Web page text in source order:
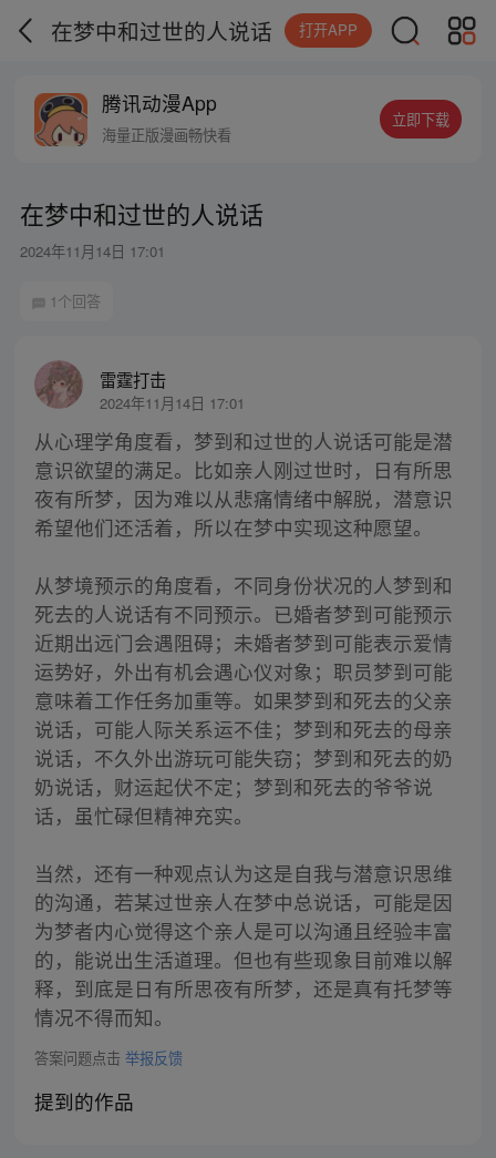
在梦中和过世的人说话 打开APP
腾讯动漫App
海量正版漫画畅快看
立即下载
在梦中和过世的人说话
2024年11月14日 17:01
1个回答
雷霆打击
2024年11月14日 17:01
从心理学角度看，梦到和过世的人说话可能是潜
意识欲望的满足。比如亲人刚过世时，日有所思
夜有所梦，因为难以从悲痛情绪中解脱，潜意识
希望他们还活着，所以在梦中实现这种愿望。
从梦境预示的角度看，不同身份状况的人梦到和
死去的人说话有不同预示。已婚者梦到可能预示
近期出远门会遇阻碍；未婚者梦到可能表示爱情
运势好，外出有机会遇心仪对象；职员梦到可能
意味着工作任务加重等。如果梦到和死去的父亲
说话，可能人际关系运不佳；梦到和死去的母亲
说话，不久外出游玩可能失窃；梦到和死去的奶
奶说话，财运起伏不定；梦到和死去的爷爷说
话，虽忙碌但精神充实。
当然，还有一种观点认为这是自我与潜意识思维
的沟通，若某过世亲人在梦中总说话，可能是因
为梦者内心觉得这个亲人是可以沟通且经验丰富
的，能说出生活道理。但也有些现象目前难以解
释，到底是日有所思夜有所梦，还是真有托梦等
情况不得而知。
答案问题点击 举报反馈
提到的作品